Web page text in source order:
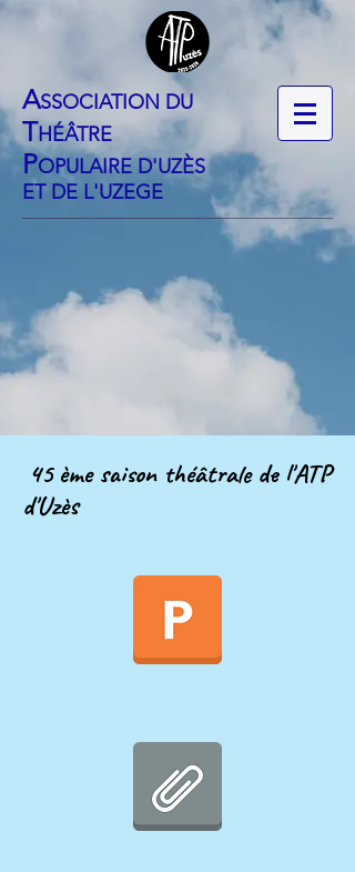
​ASSOCIATION DU
THÉÂTRE
POPULAIRE D'UZÈS
ET DE L'UZEGE
45 ème saison théâtrale de l'ATP
d'Uzès